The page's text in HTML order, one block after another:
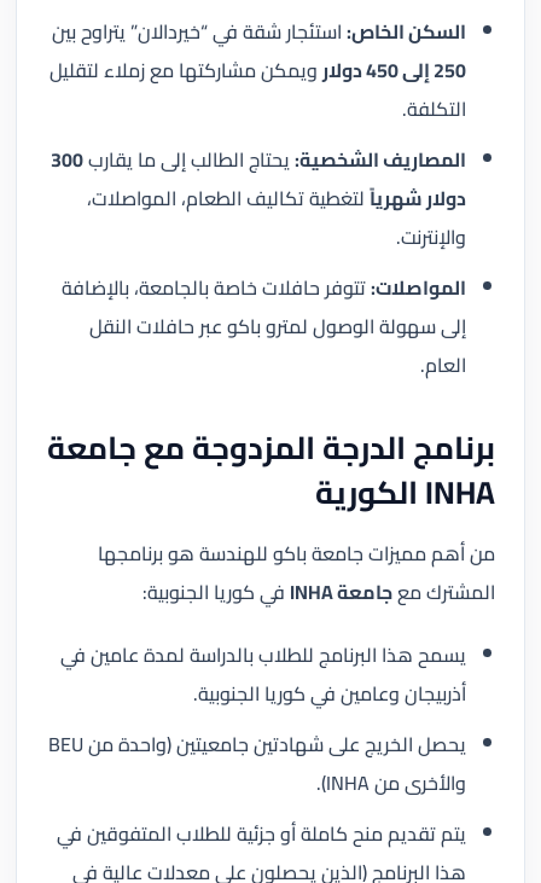
السكن الخاص:استئجار شقة في “خيردالان” يتراوح بين
250 إلى 450 دولار
ويمكن مشاركتها مع زملاء لتقليل
التكلفة.
المصاريف الشخصية:يحتاج الطالب إلى ما يقارب300
دولار شهرياًلتغطية تكاليف الطعام، المواصلات،
والإنترنت.
المواصلات:تتوفر حافلات خاصة بالجامعة، بالإضافة
إلى سهولة الوصول لمترو باكو عبر حافلات النقل
العام.
برنامج الدرجة المزدوجة مع جامعة
INHA الكورية
من أهم مميزات جامعة باكو للهندسة هو برنامجها
المشترك معجامعة INHA
في كوريا الجنوبية:
يسمح هذا البرنامج للطلاب بالدراسة لمدة عامين في
أذربيجان وعامين في كوريا الجنوبية.
يحصل الخريج على شهادتين جامعيتين (واحدة من BEU
والأخرى من INHA).
يتم تقديم منح كاملة أو جزئية للطلاب المتفوقين في
هذا البرنامج (الذين يحصلون على معدلات عالية في